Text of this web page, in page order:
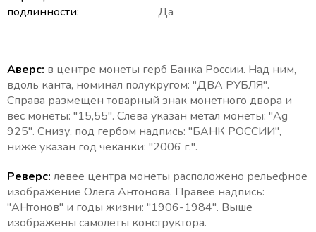
подлинности
Да
Аверс: в центре монеты герб Банка России. Над ним,
вдоль канта, номинал полукругом: "ДВА РУБЛЯ".
Справа размещен товарный знак монетного двора и
вес монеты: "15,55". Слева указан метал монеты: "Ag
925". Снизу, под гербом надпись: "БАНК РОССИИ",
ниже указан год чеканки: "2006 г.".
Реверс: левее центра монеты расположено рельефное
изображение Олега Антонова. Правее надпись:
"АНтонов" и годы жизни: "1906-1984". Выше
изображены самолеты конструктора.